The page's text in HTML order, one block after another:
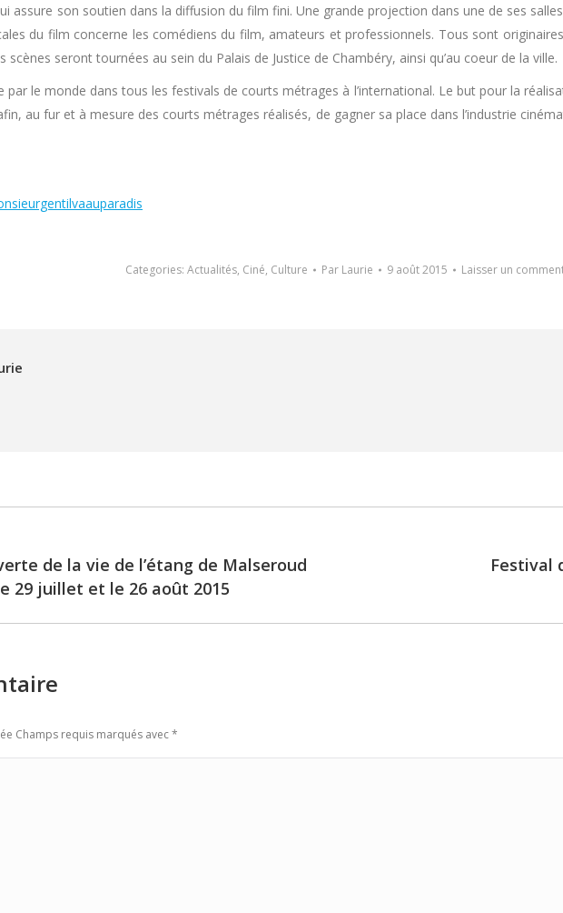
assure son soutien dans la diffusion du film fini. Une grande projection dans une de ses
du film concerne les comédiens du film, amateurs et professionnels. Tous sont
seront tournées au sein du Palais de Justice de Chambéry, ainsi qu’au coeur de la ville.
par le monde dans tous les festivals de courts métrages à l’international. Le but pour la
au fur et à mesure des courts métrages réalisés, de gagner sa place dans l’industrie
Categories: Actualités, Ciné, Culture Par Laurie 9 août 2015 Laisser un
de la vie de l’étang de Malseroud
29 juillet et le 26 août 2015
Festival
Champs requis marqués avec*